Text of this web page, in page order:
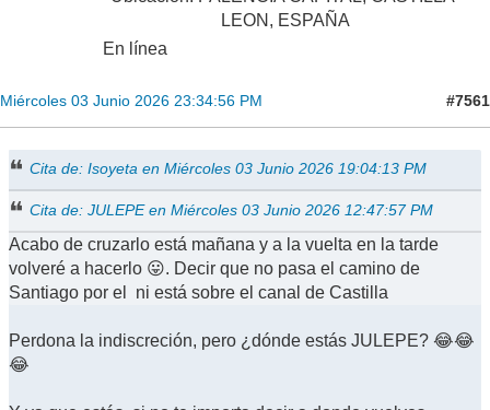
LEON, ESPAÑA
En línea
Miércoles 03 Junio 2026 23:34:56 PM #7561
Cita de: Isoyeta en Miércoles 03 Junio 2026 19:04:13 PM
Cita de: JULEPE en Miércoles 03 Junio 2026 12:47:57 PM
Acabo de cruzarlo está mañana y a la vuelta en la tarde
volveré a hacerlo 😛. Decir que no pasa el camino de
Santiago por el ni está sobre el canal de Castilla
Perdona la indiscreción, pero ¿dónde estás JULEPE? 😂😂
😂